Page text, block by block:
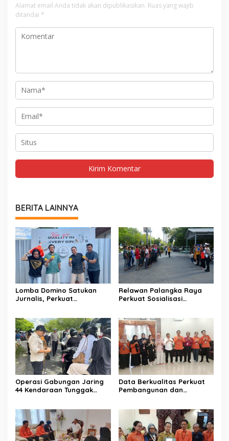
Alamat email Anda tidak akan dipublikasikan. Ruas yang wajib
ditandai *
BERITA LAINNYA
Lomba Domino Satukan
Jurnalis, Perkuat
Relawan Palangka Raya
Perkuat Sosialisasi
Operasi Gabungan Jaring
44 Kendaraan Tunggak
Data Berkualitas Perkuat
Pembangunan dan